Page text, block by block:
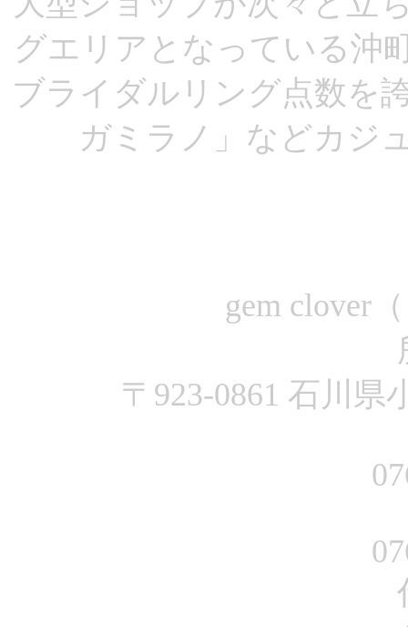
グエリアとなっている沖
ブライダルリング点数を
ガミラノ」などカジ
gem clover
〒923-0861 石川